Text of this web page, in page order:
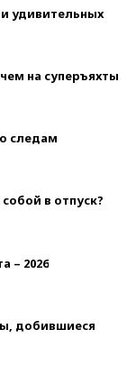
удивительных
на суперъяхты
следам
в отпуск?
– 2026
добившиеся